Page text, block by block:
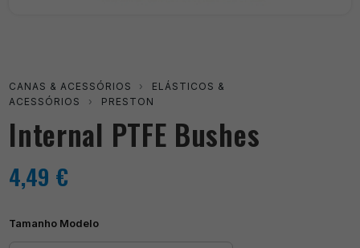
CANAS & ACESSÓRIOS ›
ELÁSTICOS &
ACESSÓRIOS
› PRESTON
Internal PTFE Bushes
4,49 €
Tamanho Modelo